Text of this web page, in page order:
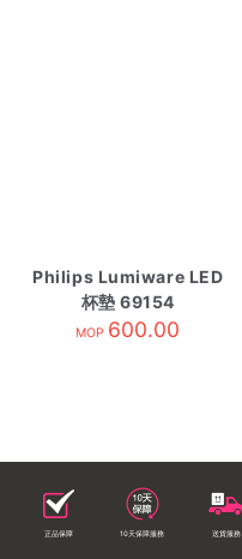
Philips Lumiware LED
杯墊 69154
MOP 600.00
正品保障 10天保障服務 送貨服務